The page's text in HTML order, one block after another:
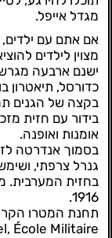
מגדל אייפל.
אם אתם עם
מצוין לילדים
ישנם ארבעה
כדורסל, תיאטרון
בידור עם חזית
אומנות ואופנה.
גנרל צרפתי,
בחזית המערבית.
1916.
École Militaire